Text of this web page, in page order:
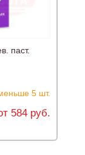
паст.
5 шт.
584 руб.